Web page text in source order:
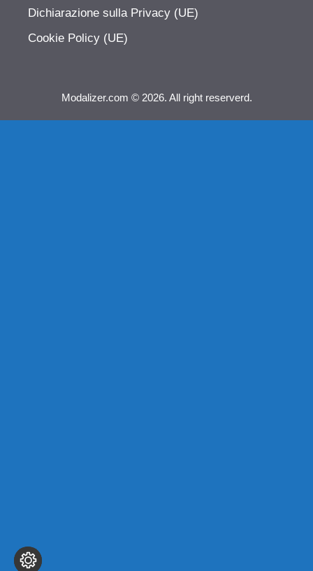
Dichiarazione sulla Privacy (UE)
Cookie Policy (UE)
Modalizer.com © 2026. All right reserverd.